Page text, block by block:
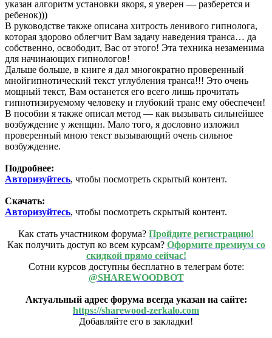
указан алгоритм установки якоря, я уверен — разберется и
ребенок)))
В руководстве также описана хитрость ленивого гипнолога,
которая здорово облегчит Вам задачу наведения транса… да
собственно, освободит, Вас от этого! Эта техника незаменима
для начинающих гипнологов!
Дальше больше, в книге я дал многократно проверенный
мнойгипнотический текст углубления транса!!! Это очень
мощный текст, Вам останется его всего лишь прочитать
гипнотизируемому человеку и глубокий транс ему обеспечен!
В пособии я также описал метод — как вызывать сильнейшее
возбуждение у женщин. Мало того, я дословно изложил
проверенный мною текст вызывающий очень сильное
возбуждение.
Подробнее:
Авторизуйтесь, чтобы посмотреть скрытый контент.
Скачать:
Авторизуйтесь, чтобы посмотреть скрытый контент.
Как стать участником форума? Пройдите регистрацию!
Как получить доступ ко всем курсам? Оформите премиум со
скидкой прямо сейчас!
Сотни курсов доступны бесплатно в телеграм боте:
@SHAREWOODBOT
Актуальный адрес форума всегда указан на сайте:
https://sharewood-zerkalo.com
Добавляйте его в закладки!